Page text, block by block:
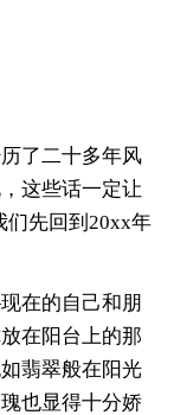
了二十多年风
这些话一定让
们先回到20xx年
的自己和朋
在阳台上的那
翡翠般在阳光
也显得十分娇